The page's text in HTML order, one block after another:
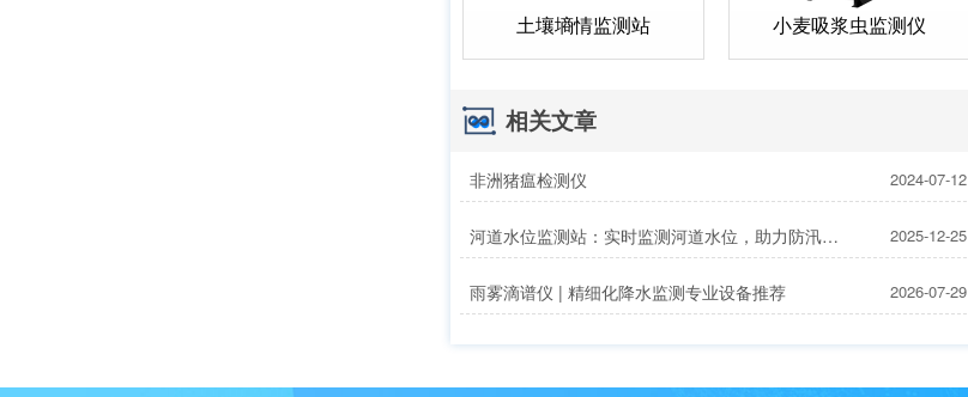
土壤墒情监测站 小麦吸浆虫监测仪
相关文章
非洲猪瘟检测仪 2024-07-12
河道水位监测站：实时监测河道水位，助力防汛减灾调度 2025-12-25
雨雾滴谱仪 | 精细化降水监测专业设备推荐 2026-07-29